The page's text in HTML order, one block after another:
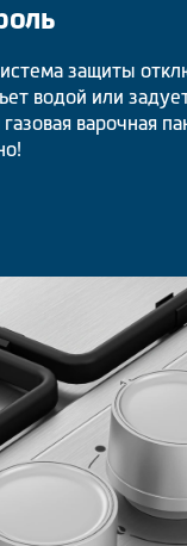
защиты
водой или
варочная